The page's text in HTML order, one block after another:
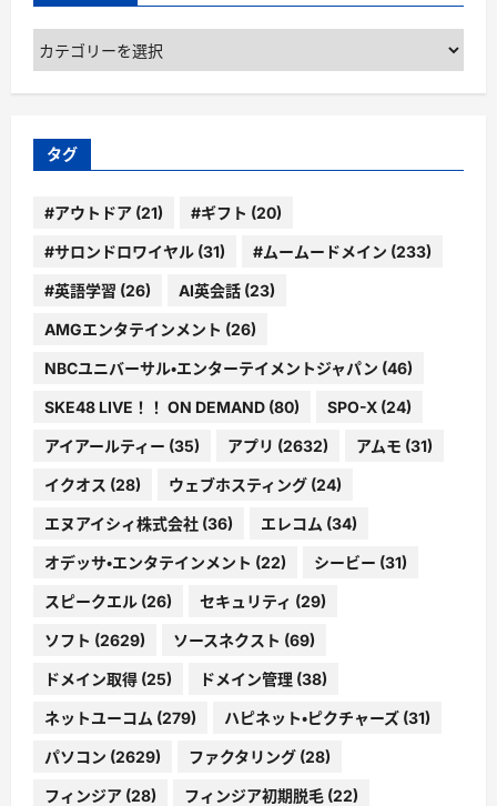
カ
テ
ゴ
ー
タグ
#アウトドア (21) #ギフト (20)
#サロンドロワイヤル (31) #ムームードメイン (233)
#英語学習 (26) AI英会話 (23)
AMGエンタテインメント (26)
NBCユニバーサル・エンターテイメントジャパン (46)
SKE48 LIVE！！ ON DEMAND (80) SPO-X (24)
アイアールティー (35) アプリ (2632) アムモ (31)
イクオス (28) ウェブホスティング (24)
エヌアイシィ株式会社 (36) エレコム (34)
オデッサ・エンタテインメント (22) シービー (31)
スピークエル (26) セキュリティ (29)
ソフト (2629) ソースネクスト (69)
ドメイン取得 (25) ドメイン管理 (38)
ネットユーコム (279) ハピネット・ピクチャーズ (31)
パソコン (2629) ファクタリング (28)
フィンジア (28) フィンジア初期脱毛 (22)